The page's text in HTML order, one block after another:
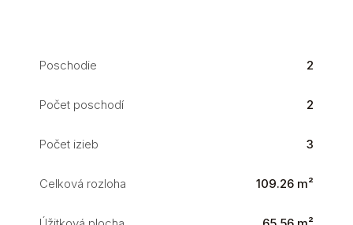
Poschodie 2
Počet poschodí 2
Počet izieb 3
Celková rozloha 109.26 m²